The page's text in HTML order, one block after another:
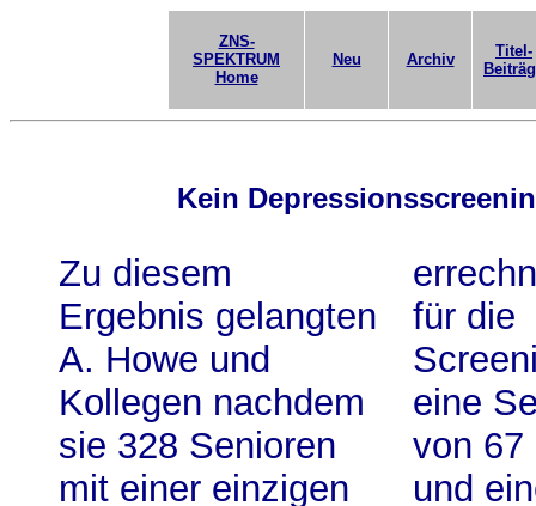
ZNS-
SPEKTRUM
Home
Neu Archiv
Titel-
Kein
Zu diesem
Ergebnis gelangten
A. Howe und
Kollegen nachdem
sie 328 Senioren
mit einer einzigen
für die
eine
von 67
und